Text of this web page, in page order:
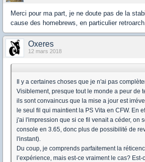
Merci pour ma part, je ne doute pas de la
cause des homebrews, en particulier
Oxeres
12 mars 2018
Il y a certaines choses que je n'ai pas
Visiblement, presque tout le monde a peur de
ils sont convaincus que la mise a jour est
le seul fil qui maintient la PS Vita en CFW. En
j'ai l'impression que si ce fil venait a céder, on
console en 3.65, donc plus de possibilité de
l'instant).
Du coup, je comprends parfaitement la
l’expérience, mais est-ce vraiment le cas?